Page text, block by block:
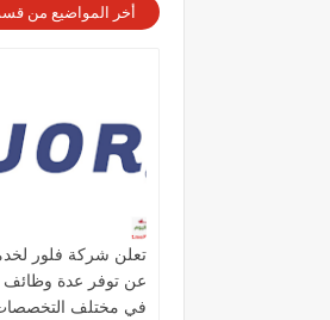
أخر المواضيع من
تعلن شركة فلور
عن توفر عدة وظائف
في مختلف